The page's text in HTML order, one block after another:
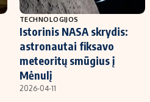
TECHNOLOGIJOS
Istorinis NASA skrydis:
astronautai fiksavo
meteoritų smūgius į
Mėnulį
2026-04-11